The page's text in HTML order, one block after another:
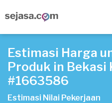
Estimasi Harga
Produk in Bekasi
#1663586
Estimasi Nilai Pekerjaan